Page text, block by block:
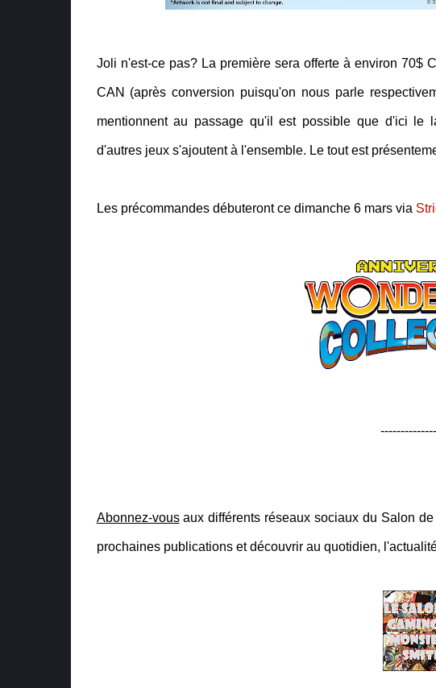
Joli n'est-ce pas? La première sera offerte à environ 70$
CAN (après conversion puisqu'on nous parle
mentionnent au passage qu'il est possible que d'ici le
d'autres jeux s'ajoutent à l'ensemble. Le tout est
Les précommandes débuteront ce dimanche 6 mars via
Abonnez-vousaux différents réseaux sociaux du Salon
prochaines publications et découvrir au quotidien,